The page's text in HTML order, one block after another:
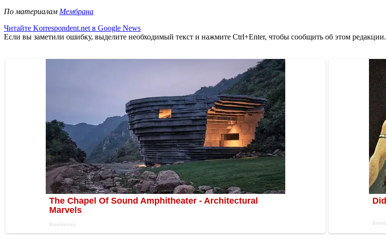
По материалам Мембрана
Читайте Korrespondent.net в Google News
Если вы заметили ошибку, выделите необходимый текст и нажмите Ctrl+Enter, чтобы сообщить об этом редакции.